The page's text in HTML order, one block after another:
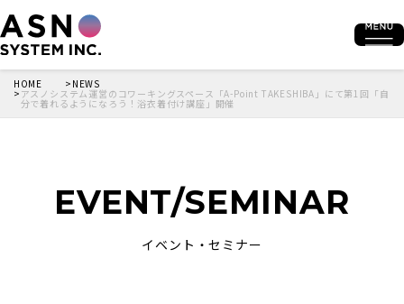
HOME NEWS
アスノシステム運営のコワーキングスペース「A-Point TAKESHIBA」にて第1回「自
分で着れるようになろう！浴衣着付け講座」開催
EVENT/SEMINAR
イベント・セミナー